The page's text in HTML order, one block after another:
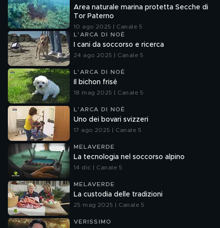
Area naturale marina protetta Secche di
Tor Paterno
10 ago 2025 | Canale 5
L'ARCA DI NOÈ
I cani da soccorso e ricerca
24 ago 2025 | Canale 5
L'ARCA DI NOÈ
Il bichon frisé
18 mag 2025 | Canale 5
L'ARCA DI NOÈ
Uno dei bovari svizzeri
17 ago 2025 | Canale 5
MELAVERDE
La tecnologia nel soccorso alpino
14 dic | Canale 5
MELAVERDE
La custodia delle tradizioni
25 mag 2025 | Canale 5
VERISSIMO